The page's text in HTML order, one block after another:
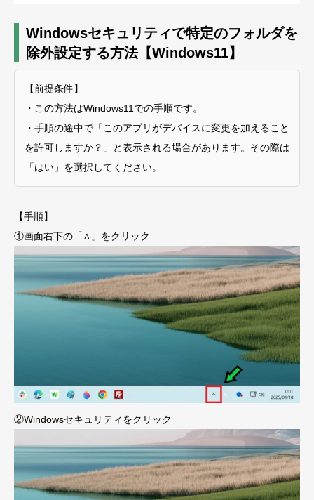
Windowsセキュリティで特定のフォルダを
除外設定する方法【Windows11】
【前提条件】
・この方法はWindows11での手順です。
・手順の途中で「このアプリがデバイスに変更を加えること
を許可しますか？」と表示される場合があります。その際は
「はい」を選択してください。
【手順】
①画面右下の「∧」をクリック
②Windowsセキュリティをクリック